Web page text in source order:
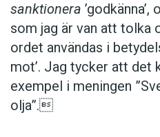
Språkfrågor
Skrivtips
Bokrecensioner
Kviss
Podden
sanktionera
som jag är van att tolka
ordet användas i
mot’. Jag tycker att det
exempel i meningen
olja”.